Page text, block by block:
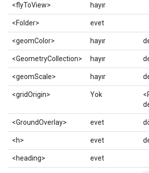
<flyToView> hayır
<Folder> evet
<geomColor> hayır
<GeometryCollection> hayır
<geomScale> hayır
<gridOrigin> Yok
<GroundOverlay> evet
<h> evet
<heading> evet